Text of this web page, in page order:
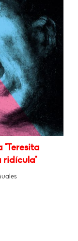
ridícula"